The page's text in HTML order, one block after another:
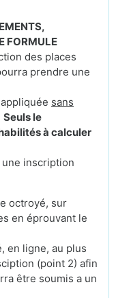
FORMULE
des places
prendre une
sans
Seuls le
à calculer
une inscription
octroyé, sur
en éprouvant le
en ligne, au plus
(point 2) afin
être soumis a un